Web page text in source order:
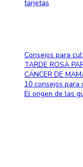
tarjetas
Consejos para
TARDE ROSA
CÁNCER DE
10 consejos para
El origen de las